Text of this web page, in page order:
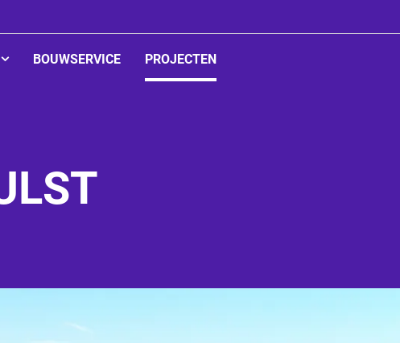
BOUWSERVICE PROJECTEN